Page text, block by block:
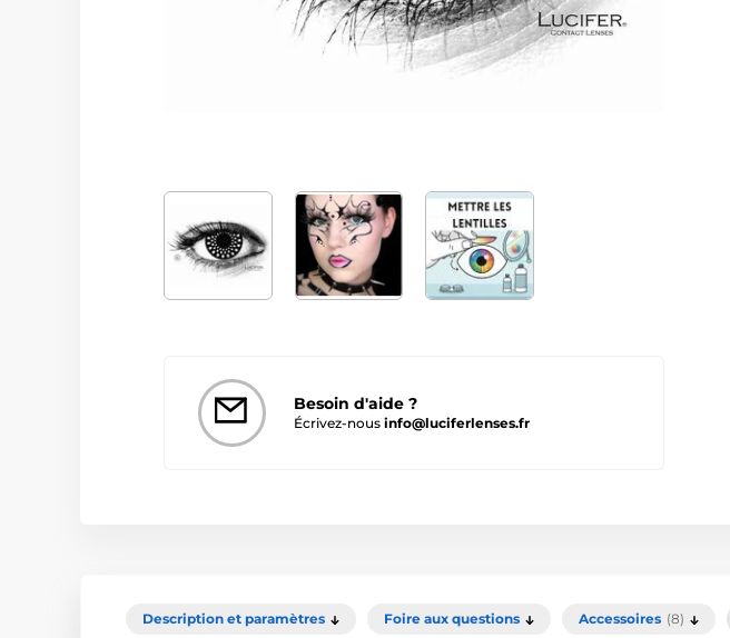
Besoin d'aide ?
Écrivez-nous info@luciferlenses.fr
Description et paramètres Foire aux questions Accessoires (8)